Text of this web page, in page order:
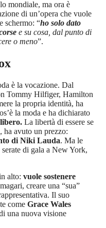
mondiale, ma ora è
di un’opera che vuole
schermo: “ho solo dato
e su cosa, dal punto di
o meno”.
è la vocazione. Dal
Tommy Hilfiger, Hamilton
la propria identità, ha
la moda e ha dichiarato
La libertà di essere se
ha avuto un prezzo:
di Niki Lauda. Ma le
di gala a New York,
alto: vuole sostenere
creare una “sua”
Il suo
come Grace Wales
una nuova visione